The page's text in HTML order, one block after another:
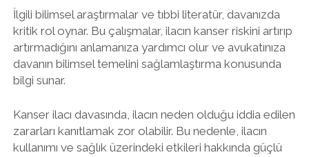
İlgili bilimsel araştırmalar ve tıbbi literatür, davanızda
kritik rol oynar. Bu çalışmalar, ilacın kanser riskini artırıp
artırmadığını anlamanıza yardımcı olur ve avukatınıza
davanın bilimsel temelini sağlamlaştırma konusunda
bilgi sunar.
Kanser ilacı davasında, ilacın neden olduğu iddia edilen
zararları kanıtlamak zor olabilir. Bu nedenle, ilacın
kullanımı ve sağlık üzerindeki etkileri hakkında güçlü